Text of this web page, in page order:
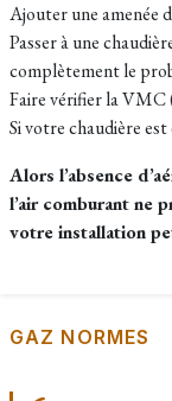
Ajouter une amenée
Passer à une
complètement le
Faire vérifier la VMC
Si votre chaudière
Alors l’absence
l’air comburant ne
votre installation
GAZ NORMES